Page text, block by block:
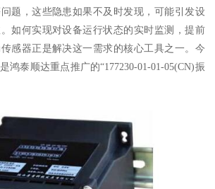
题，这些隐患如果不及时发现，可能引发设
如何实现对设备运行状态的实时监测，提前
感器正是解决这一需求的核心工具之一。今
鸿泰顺达重点推广的“177230-01-01-05(CN)振